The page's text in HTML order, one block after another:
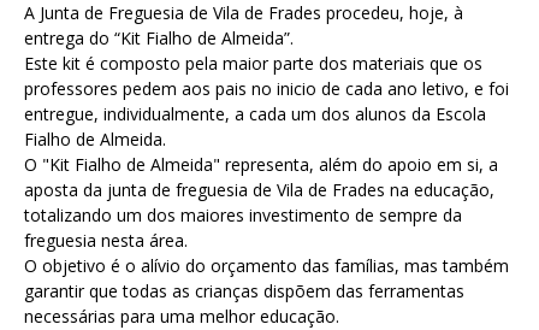
A Junta de Freguesia de Vila de Frades procedeu, hoje, à
entrega do “Kit Fialho de Almeida”.
Este kit é composto pela maior parte dos materiais que os
professores pedem aos pais no inicio de cada ano letivo, e foi
entregue, individualmente, a cada um dos alunos da Escola
Fialho de Almeida.
O "Kit Fialho de Almeida" representa, além do apoio em si, a
aposta da junta de freguesia de Vila de Frades na educação,
totalizando um dos maiores investimento de sempre da
freguesia nesta área.
O objetivo é o alívio do orçamento das famílias, mas também
garantir que todas as crianças dispõem das ferramentas
necessárias para uma melhor educação.